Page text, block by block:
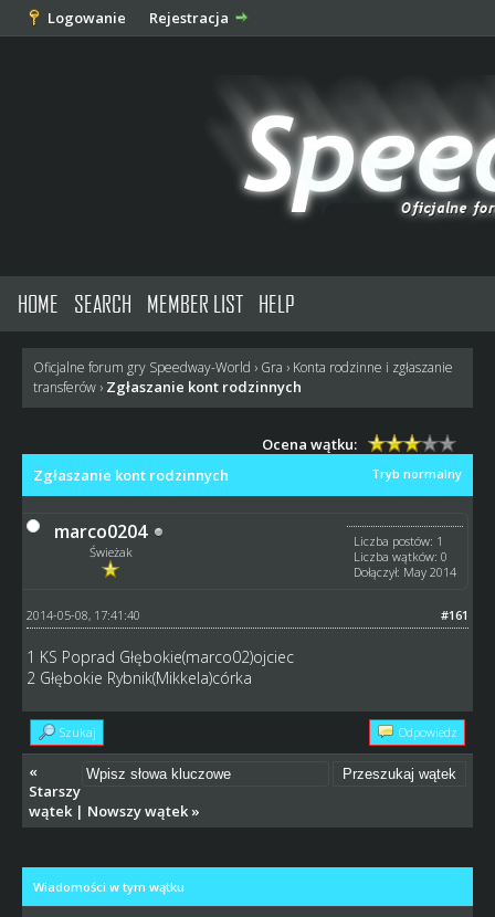
Logowanie Rejestracja
HOME SEARCH MEMBER LIST HELP
Oficjalne forum gry Speedway-World › Gra › Konta rodzinne i zgłaszanie
transferów › Zgłaszanie kont rodzinnych
Ocena wątku:
Tryb normalny
Zgłaszanie kont rodzinnych
marco0204
Świeżak
Liczba postów: 1
Liczba wątków: 0
Dołączył: May 2014
#161
2014-05-08, 17:41:40
1 KS Poprad Głębokie(marco02)ojciec
2 Głębokie Rybnik(Mikkela)córka
Szukaj Odpowiedz
«
Starszy
wątek| Nowszy wątek»
Wiadomości w tym wątku